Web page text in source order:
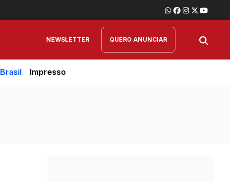
NEWSLETTER QUERO ANUNCIAR
Brasil Impresso